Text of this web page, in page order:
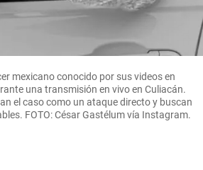
mexicano conocido por sus videos en
una transmisión en vivo en Culiacán.
el caso como un ataque directo y buscan
FOTO: César Gastélum vía Instagram.